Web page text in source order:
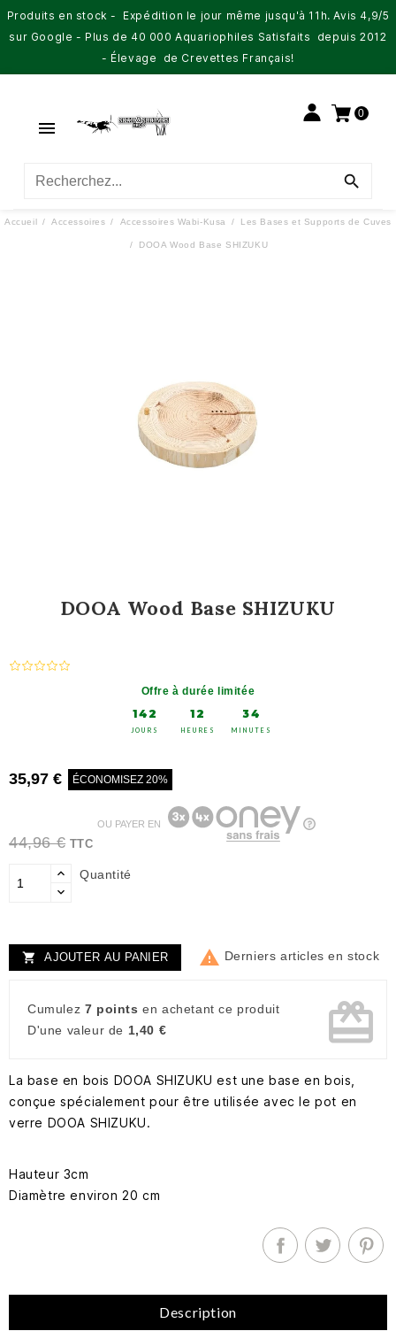
Produits en stock - Expédition le jour même jusqu'à 11h. Avis 4,9/5
sur Google - Plus de 40 000 Aquariophiles Satisfaits depuis 2012
- Élevage de Crevettes Français!

0

Accueil Accessoires Accessoires Wabi-Kusa Les Bases et Supports de Cuves
DOOA Wood Base SHIZUKU
DOOA Wood Base SHIZUKU
Offre à durée limitée
142
JOURS
12
HEURES
34
MINUTES
35,97 € ÉCONOMISEZ 20%
44,96 € TTC
OU PAYER EN
Quantité
 AJOUTER AU PANIER  Derniers articles en stock
Cumulez 7 points en achetant ce produit
D'une valeur de 1,40 € card_giftcard
La base en bois DOOA SHIZUKU est une base en bois,
conçue spécialement pour être utilisée avec le pot en
verre DOOA SHIZUKU.
Hauteur 3cm
Diamètre environ 20 cm
Description